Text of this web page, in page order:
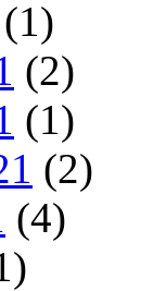
(1)
(2)
(1)
(2)
(4)